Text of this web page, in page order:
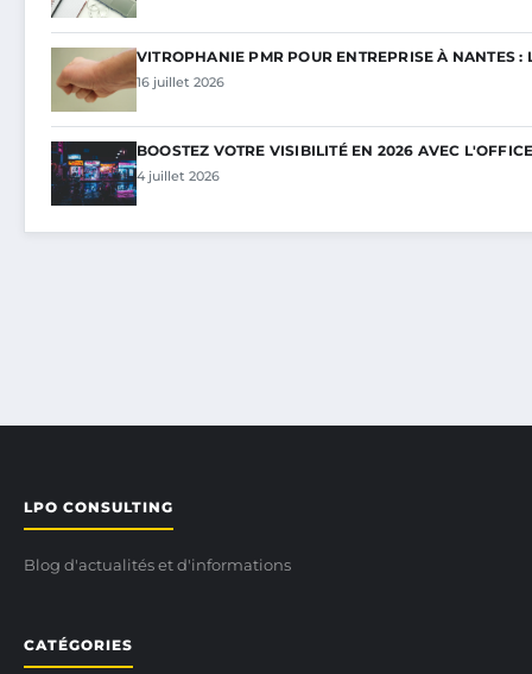
VITROPHANIE PMR POUR ENTREPRISE À NANTES :
16 juillet 2026
BOOSTEZ VOTRE VISIBILITÉ EN 2026 AVEC
4 juillet 2026
LPO CONSULTING
Blog d'actualités et d'informations
CATÉGORIES